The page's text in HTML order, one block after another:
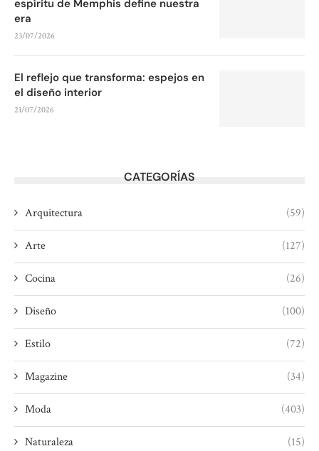
espíritu de Memphis define nuestra
era
23/07/2026
El reflejo que transforma: espejos en
el diseño interior
21/07/2026
CATEGORÍAS
Arquitectura (59)
Arte (127)
Cocina (26)
Diseño (100)
Estilo (72)
Magazine (34)
Moda (403)
Naturaleza (15)